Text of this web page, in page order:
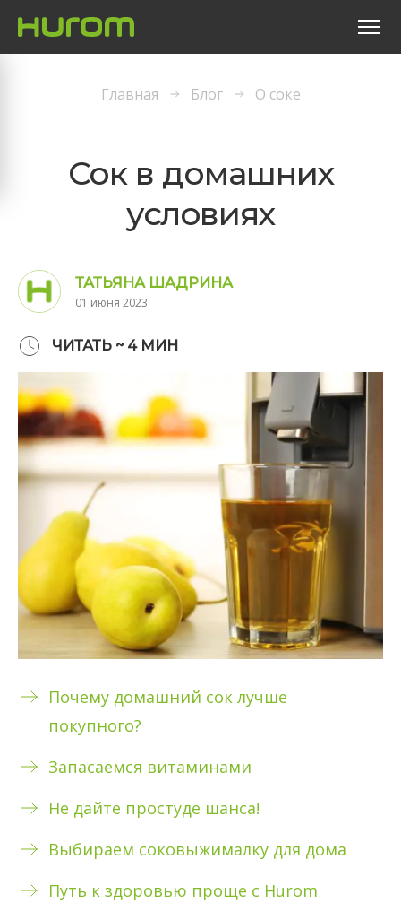
Главная Блог О соке
Сок в домашних
условиях
ТАТЬЯНА ШАДРИНА
01 июня 2023
ЧИТАТЬ ~ 4 МИН
Почему домашний сок лучше
покупного?
Запасаемся витаминами
Не дайте простуде шанса!
Выбираем соковыжималку для дома
Путь к здоровью проще с Hurom